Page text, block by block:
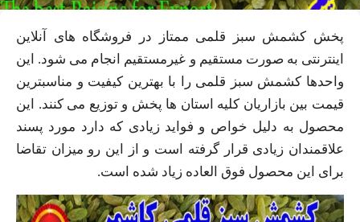
پخش کشمش سبز قلمی ممتاز در فروشگاه های آنلاین
اینترنتی به صورت مستقیم و غیرمستقیم انجام می شود. این
واحدها کشمش سبز قلمی را با بهترین کیفیت و مناسبترین
قیمت بین بازاریان کلیه استان ها پخش و توزیع می کنند. این
محصول به دلیل خواص و فواید زیادی که دارد مورد پسند
علاقمندان زیادی قرار گرفته است و از این رو میزان تقاضا
برای این محصول فوق العاده زیاد شده است.